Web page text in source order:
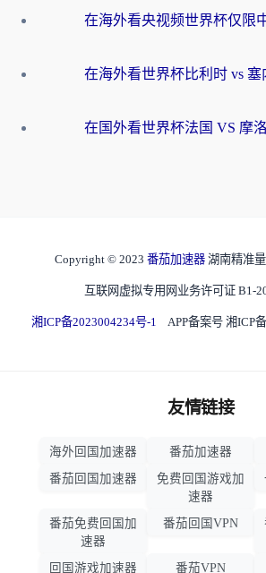
Copyright © 2023 番茄加速器 湖南精准
互联网虚拟专用网业务许可证 B1-
湘ICP备2023004234号-1 APP备案号 湘ICP
友情链接
海外回国加速器 番茄加速器
番茄回国加速器
免费回国游戏加
速器
番茄免费回国加
速器
番茄回国VPN
回国游戏加速器
番茄VPN